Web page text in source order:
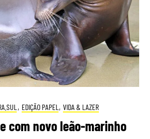
, EDIÇÃO PAPEL , VIDA & LAZER
com novo leão-marinho